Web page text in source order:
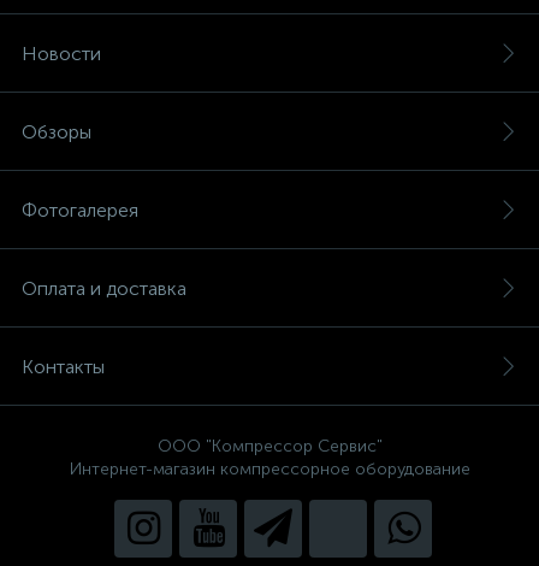
Новости
Обзоры
Фотогалерея
Оплата и доставка
Контакты
ООО "Компрессор Сервис"
Интернет-магазин компрессорное оборудование